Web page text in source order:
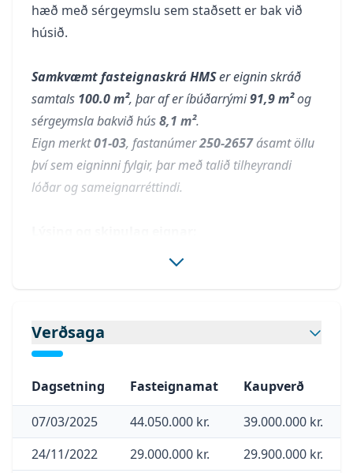
hæð með sérgeymslu sem staðsett er bak við
húsið.
Samkvæmt fasteignaskrá HMSer eignin skráð
samtals 100.0 m², þar af er íbúðarrými91,9 m²og
sérgeymsla bakvið hús8,1 m².
Eign merkt01-03, fastanúmer250-2657ásamt öllu
því sem eigninni fylgir, þar með talið tilheyrandi
lóðar og sameignarréttindi.
fataskáp.
er án glugga. Parketi á gólfi.
Baðherbergier með dúk á gólfi, ljósa
innréttingu, handklæðaofni og baðkari með
sturtu.
Verðsaga
Dagsetning Fasteignamat Kaupverð
07/03/2025 44.050.000 kr. 39.000.000 kr.
24/11/2022
29.000.000 kr. 29.900.000 kr.